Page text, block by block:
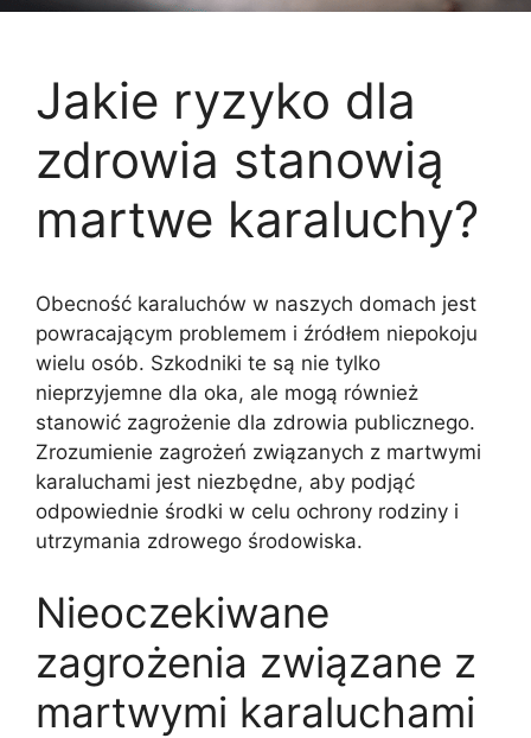
Jakie ryzyko dla
zdrowia stanowią
martwe karaluchy?
Obecność karaluchów w naszych domach jest
powracającym problemem i źródłem niepokoju
wielu osób. Szkodniki te są nie tylko
nieprzyjemne dla oka, ale mogą również
stanowić zagrożenie dla zdrowia publicznego.
Zrozumienie zagrożeń związanych z martwymi
karaluchami jest niezbędne, aby podjąć
odpowiednie środki w celu ochrony rodziny i
utrzymania zdrowego środowiska.
Nieoczekiwane
zagrożenia związane z
martwymi karaluchami